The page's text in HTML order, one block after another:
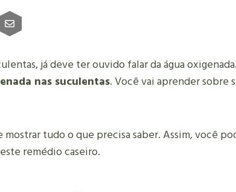
já deve ter ouvido falar da água
nas suculentas. Você vai aprender sobre
tudo o que precisa saber. Assim, você
remédio caseiro.